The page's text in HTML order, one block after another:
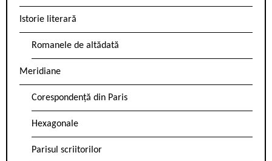
Istorie literară
Romanele de altădată
Meridiane
Corespondență din Paris
Hexagonale
Parisul scriitorilor